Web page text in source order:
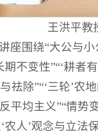
教授
座围绕“大公与
期不变性”“‘耕
祛除”“‘三轮’农
平均主义”“情势
农人’观念与立法